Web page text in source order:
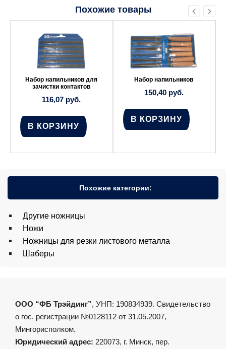
Похожие товары
Набор напильников для
зачистки контактов
116,07 руб.
В КОРЗИНУ
Набор напильников
150,40 руб.
В КОРЗИНУ
Похожие категории:
Другие ножницы
Ножи
Ножницы для резки листового металла
Шаберы
ООО “ФБ Трэйдинг”, УНП: 190834939. Свидетельство
о гос. регистрации №0128112 от 31.05.2007,
Мингорисполком.
Юридический адрес: 220073, г. Минск, пер.